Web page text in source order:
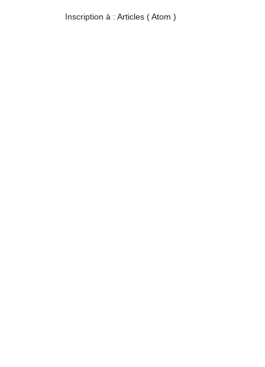
Inscription à : Articles ( Atom )